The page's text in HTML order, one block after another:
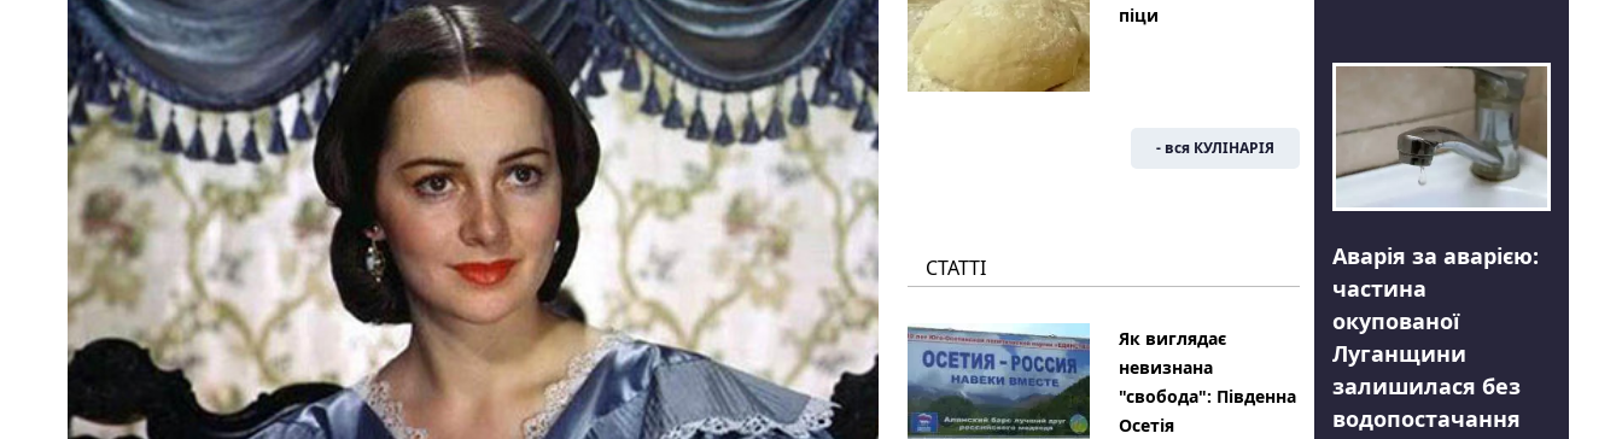
піци
- вся КУЛІНАРІЯ
СТАТТІ
Як виглядає
невизнана
"свобода": Південна
Осетія
Аварія за аварією:
частина
окупованої
Луганщини
залишилася без
водопостачання